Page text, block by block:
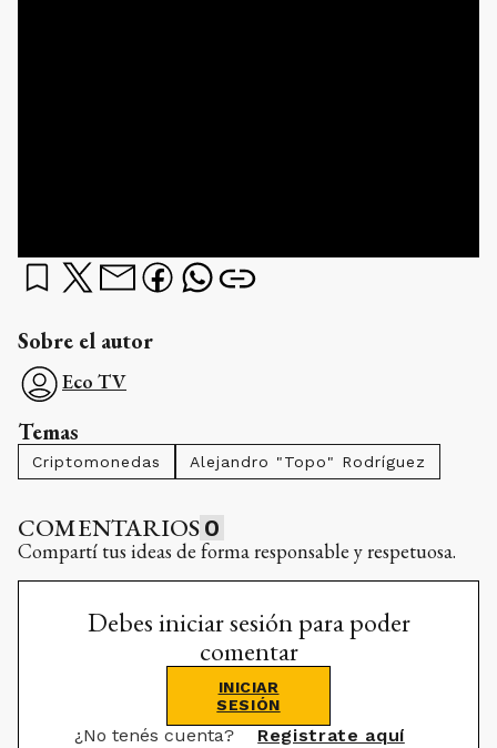
Sobre el autor
Eco TV
Temas
Criptomonedas Alejandro "Topo" Rodríguez
COMENTARIOS 0
Compartí tus ideas de forma responsable y respetuosa.
Debes iniciar sesión para poder
comentar
INICIAR
SESIÓN
¿No tenés cuenta? Registrate aquí